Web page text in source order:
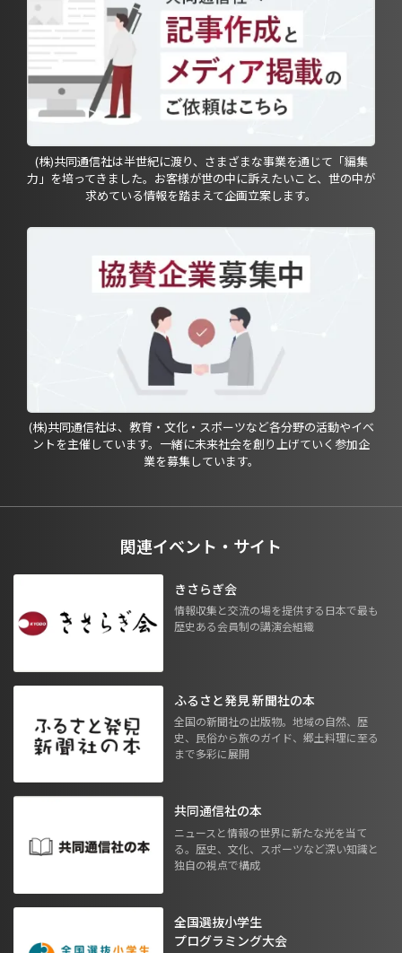
(株)共同通信社は半世紀に渡り、さまざまな事業を通じて「編集
力」を培ってきました。お客様が世の中に訴えたいこと、世の中が
求めている情報を踏まえて企画立案します。
(株)共同通信社は、教育・文化・スポーツなど各分野の活動やイベ
ントを主催しています。一緒に未来社会を創り上げていく参加企
業を募集しています。
関連イベント・サイト
きさらぎ会
情報収集と交流の場を提供する日本で最も
歴史ある会員制の講演会組織
ふるさと発見 新聞社の本
全国の新聞社の出版物。地域の自然、歴
史、民俗から旅のガイド、郷土料理に至る
まで多彩に展開
共同通信社の本
ニュースと情報の世界に新たな光を当て
る。歴史、文化、スポーツなど深い知識と
独自の視点で構成
全国選抜小学生
プログラミング大会